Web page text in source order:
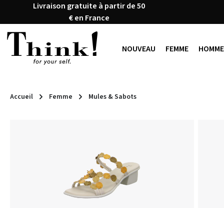
au contenu principal
Passer à la recherche
Passer à la navigation principale
Livraison gratuite à partir de 50
€ en France
NOUVEAU FEMME HOMME
Accueil Femme Mules & Sabots